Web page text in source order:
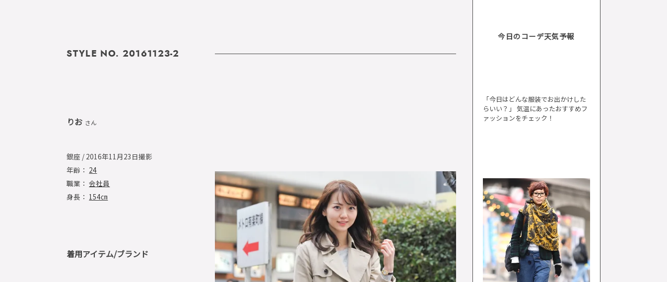
STYLE NO. 20161123-2
りお さん
銀座 / 2016年11月23日撮影
年齢： 24
職業：会社員
身長： 154㎝
着用アイテム/ブランド
今日のコーデ天気予報
「今日はどんな服装でお出かけした
らいい？」 気温にあったおすすめフ
ァッションをチェック！